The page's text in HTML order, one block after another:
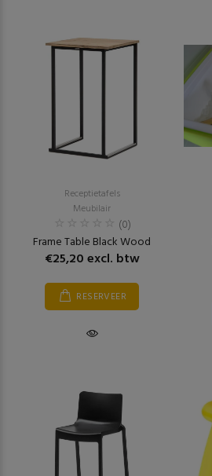
Receptietafels
Meubilair
(0)
Frame Table Black Wood
€25,20 excl. btw
RESERVEER